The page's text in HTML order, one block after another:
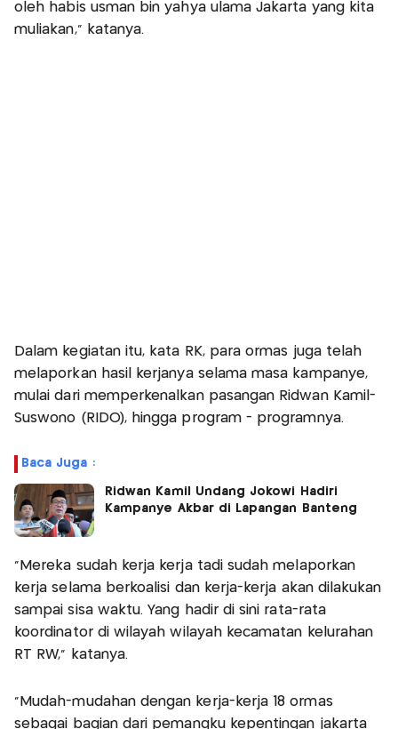
oleh habis usman bin yahya ulama Jakarta yang kita
muliakan," katanya.
Dalam kegiatan itu, kata RK, para ormas juga telah
melaporkan hasil kerjanya selama masa kampanye,
mulai dari memperkenalkan pasangan Ridwan Kamil-
Suswono (RIDO), hingga program - programnya.
Baca Juga :
Ridwan Kamil Undang Jokowi Hadiri
Kampanye Akbar di Lapangan Banteng
"Mereka sudah kerja kerja tadi sudah melaporkan
kerja selama berkoalisi dan kerja-kerja akan dilakukan
sampai sisa waktu. Yang hadir di sini rata-rata
koordinator di wilayah wilayah kecamatan kelurahan
RT RW," katanya.
"Mudah-mudahan dengan kerja-kerja 18 ormas
sebagai bagian dari pemangku kepentingan jakarta